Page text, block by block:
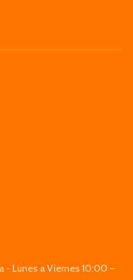
- Lunes a Viernes 10:00 –